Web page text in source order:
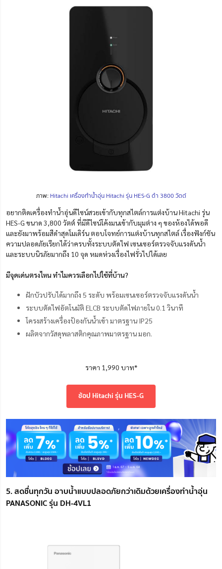
ภาพ: Hitachi เครื่องทำน้ำอุ่น Hitachi รุ่น HES-G ดำ 3800 วัตต์
อยากติดเครื่องทำน้ำอุ่นดีไซน์สวยเข้ากับทุกสไตล์การแต่งบ้าน Hitachi รุ่น
HES-G ขนาด 3,800 วัตต์ ที่มีดีไซน์โค้งมนเข้ากับมุมต่าง ๆ ของห้องได้พอดี
และยังมาพร้อมสีดำสุดโมเดิร์น ตอบโจทย์การแต่งบ้านทุกสไตล์ เรื่องฟังก์ชัน
ความปลอดภัยเรียกได้ว่าครบทั้งระบบตัดไฟ เซนเซอร์ตรวจจับแรงดันน้ำ
และระบบนิรภัยมากถึง 10 จุด หมดห่วงเรื่องไฟรั่วไปได้เลย
มีจุดเด่นตรงไหน ทำไมควรเลือกไปใช้ที่บ้าน?
ฝักบัวปรับได้มากถึง 5 ระดับ พร้อมเซนเซอร์ตรวจจับแรงดันน้ำ
ระบบตัดไฟอัตโนมัติ ELCB ระบบตัดไฟภายใน 0.1 วินาที
โครงสร้างเครื่องป้องกันน้ำเข้า มาตรฐาน IP25
ผลิตจากวัสดุพลาสติกคุณภาพมาตรฐาน มอก.
ราคา 1,990 บาท*
ช้อป Hitachi รุ่น HES-G
5. สดชื่นทุกวัน อาบน้ำแบบปลอดภัยกว่าเดิมด้วยเครื่องทำน้ำอุ่น
PANASONIC รุ่น DH-4VL1